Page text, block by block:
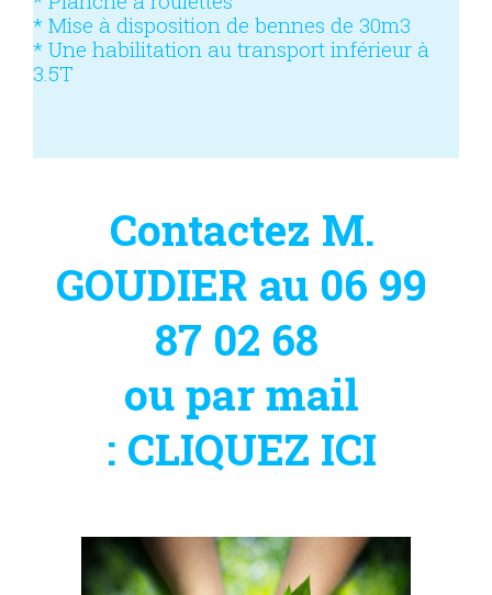
* Mise à disposition de bennes de 30m3
* Une habilitation au transport inférieur à
3.5T
Contactez M.
GOUDIER au 06 99
87 02 68
ou par mail
: CLIQUEZ ICI